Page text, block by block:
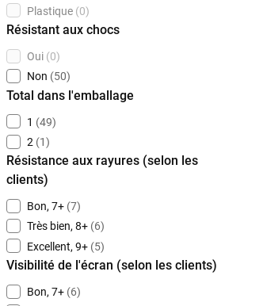
Plastique (0)
Résistant aux chocs
Oui (0)
Non (50)
Total dans l'emballage
1 (49)
2 (1)
Résistance aux rayures (selon les
clients)
Bon, 7+ (7)
Très bien, 8+ (6)
Excellent, 9+ (5)
Visibilité de l'écran (selon les clients)
Bon, 7+ (6)